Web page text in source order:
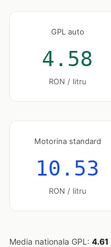
GPL auto
4.58
RON / litru
Motorina standard
10.53
RON / litru
Media nationala GPL: 4.61